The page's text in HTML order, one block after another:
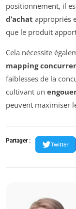
positionnement, il
d’achat appropriés
que le produit
Cela nécessite
mapping
faiblesses de la
cultivant un
peuvent maximiser
Partager :
Twitter